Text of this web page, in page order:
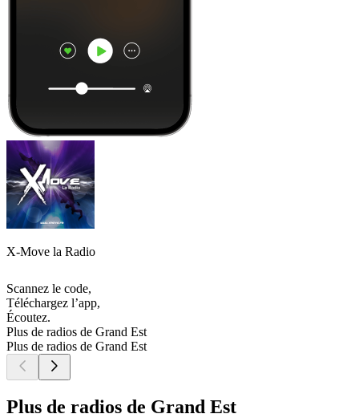
X-Move la Radio
Scannez le code,
Téléchargez l’app,
Écoutez.
Plus de radios de Grand Est
Plus de radios de Grand Est
Plus de radios de Grand Est